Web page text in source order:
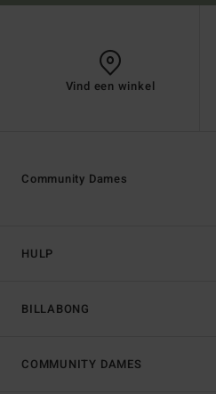
Vind een winkel
HULP
BILLABONG
Community Dames
COMMUNITY DAMES